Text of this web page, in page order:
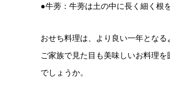
●牛蒡：牛蒡は土の中に長く細く根
おせち料理は、より良い一年となる
ご家族で見た目も美味しいお料理
でしょうか。